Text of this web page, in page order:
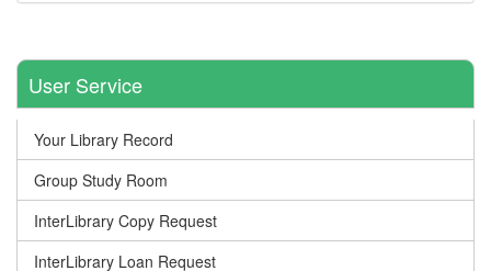
User Service
Your Library Record
Group Study Room
InterLibrary Copy Request
InterLibrary Loan Request